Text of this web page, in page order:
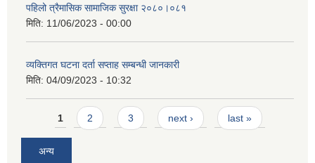
पहिलो त्रैमासिक सामाजिक सुरक्षा २०८०।०८१
मिति: 11/06/2023 - 00:00
व्यक्तिगत घटना दर्ता सप्ताह सम्बन्धी जानकारी
मिति: 04/09/2023 - 10:32
Pages
1 2 3 next › last »
अन्य